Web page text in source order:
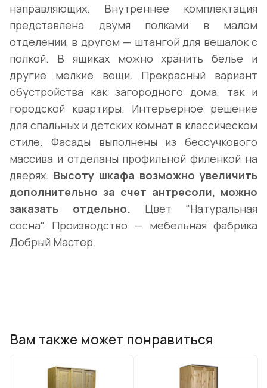
направляющих. Внутреннее комплектация
представлена двумя полками в малом
отделении, в другом — штангой для вешалок с
полкой. В ящиках можно хранить белье и
другие мелкие вещи. Прекрасный вариант
обустройства как загородного дома, так и
городской квартиры. Интерьерное решение
для спальных и детских комнат в классическом
стиле. Фасады выполнены из бессучкового
массива и отделаны профильной филенкой на
дверях. Высоту шкафа возможно увеличить
дополнительно за счет антресоли, можно
заказать отдельно. Цвет "Натуральная
сосна". Производство — мебельная фабрика
Добрый Мастер.
Вам также может понравиться